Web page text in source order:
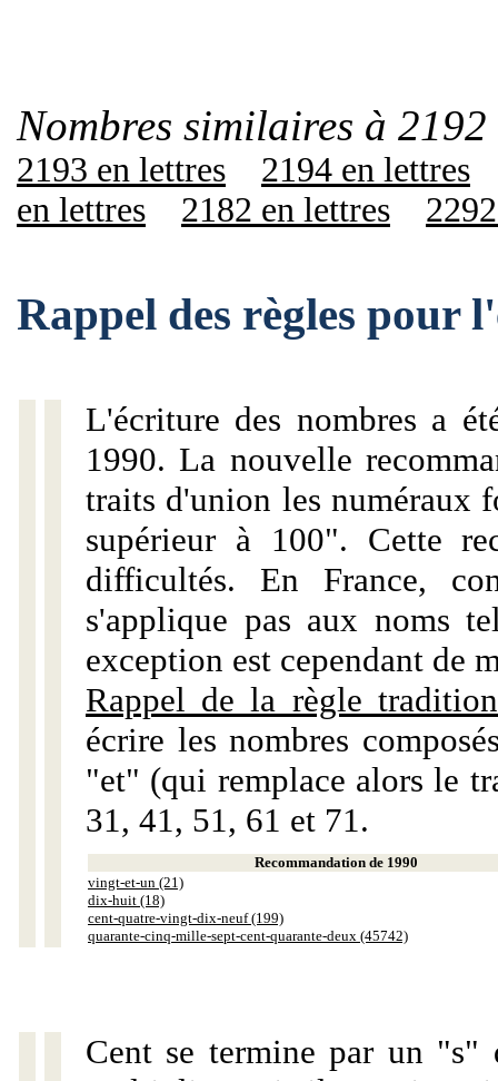
Nombres similaires à
2193 en lettres
2194 en lettres
en lettres
2182 en lettres
Rappel des règles pour
L'écriture des nombres a
1990. La nouvelle
traits d'union les numéraux
supérieur à 100". Cette
difficultés. En France,
s'applique pas aux noms
exception est cependant de
Rappel de la règle
écrire les nombres
"et" (qui remplace alors le
31, 41, 51, 61 et 71.
Recommandation de 1990
vingt-et-un (21)
dix-huit (18)
cent-quatre-vingt-dix-neuf (199)
quarante-cinq-mille-sept-cent-quarante-deux (45742)
Cent se termine par un "s"